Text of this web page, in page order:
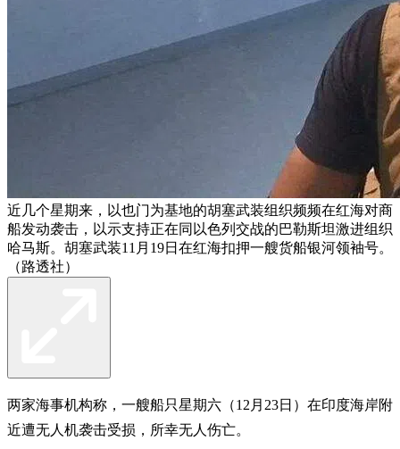
近几个星期来，以也门为基地的胡塞武装组织频频在红海对商
船发动袭击，以示支持正在同以色列交战的巴勒斯坦激进组织
哈马斯。胡塞武装11月19日在红海扣押一艘货船银河领袖号。
（路透社）
两家海事机构称，一艘船只星期六（12月23日）在印度海岸附
近遭无人机袭击受损，所幸无人伤亡。